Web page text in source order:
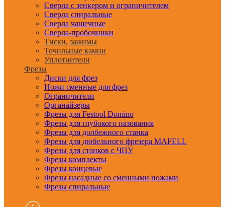
Сверла с зенкером и ограничителем
Сверла спиральные
Сверла чашечные
Сверла-пробочники
Тиски, зажимы
Точильные камни
Уплотнители
Фрезы
Диски для фрез
Ножи сменные для фрез
Ограничители
Органайзеры
Фрезы для Festool Domino
Фрезы для глубокого пазования
Фрезы для долбежного станка
Фрезы для дюбельного фрезера MAFELL
Фрезы для станков с ЧПУ
Фрезы комплекты
Фрезы концевые
Фрезы насадные со сменными ножами
Фрезы спиральные